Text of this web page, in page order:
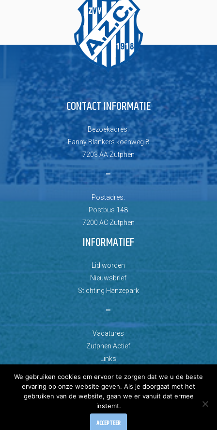
CONTACT INFORMATIE
Bezoekadres:
Fanny Blankers koenweg 8
7203 AA Zutphen
–
Postadres:
Postbus 148
7200 AC Zutphen
INFORMATIEF
Lid worden
Nieuwsbrief
Stichting Hanzepark
–
Vacatures
Zutphen Actief
Links
© Copyright 2026 AZC Zutphen
Ontwikkeld door: Best4u Group B.V.
We gebruiken cookies om ervoor te zorgen dat we u de beste
ervaring op onze website geven. Als je doorgaat met het
gebruiken van de website, gaan we er vanuit dat ermee
instemt.
ACCEPTEER